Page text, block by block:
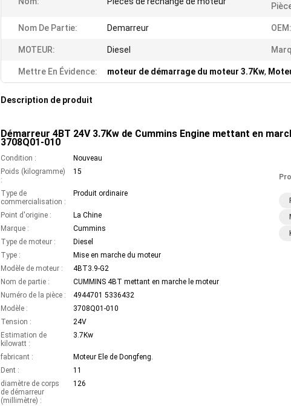
Nom De Partie: Demarreur OEM:
MOTEUR: Diesel
Mettre En Évidence: moteur de démarrage du moteur 3.7Kw,
Description de produit
Démarreur 4BT 24V 3.7Kw de Cummins Engine mettant en
3708Q01-010
Condition :
Nouveau
Poids (kilogramme)
:
15
Type de
commercialisation :
Produit ordinaire
Point d'origine :
La Chine
Marque :
Cummins
Type de moteur :
Diesel
Type :
Mise en marche du moteur
Modèle de moteur :
4BT3.9-G2
Nom de partie :
CUMMINS 4BT mettant en marche le moteur
Numéro de la pièce :
4944701 5336432
Modèle :
3708Q01-010
Tension :
24V
Estimation de
kilowatt :
3.7Kw
fabricant :
Moteur Ele de Dongfeng.
Dent :
11
diamètre de corps
de démarreur
(millimètre) :
126